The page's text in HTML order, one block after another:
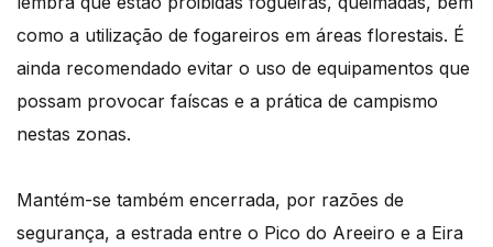
como a utilização de fogareiros em áreas florestais. É
ainda recomendado evitar o uso de equipamentos que
possam provocar faíscas e a prática de campismo
nestas zonas.
Mantém-se também encerrada, por razões de
segurança, a estrada entre o Pico do Areeiro e a Eira